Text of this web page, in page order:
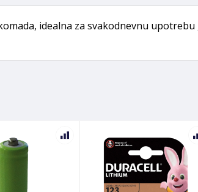
idealna za svakodnevnu